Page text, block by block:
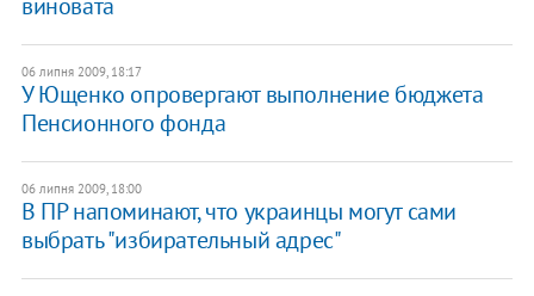
виновата
06 липня 2009, 18:17
У Ющенко опровергают выполнение бюджета
Пенсионного фонда
06 липня 2009, 18:00
В ПР напоминают, что украинцы могут сами
выбрать "избирательный адрес"